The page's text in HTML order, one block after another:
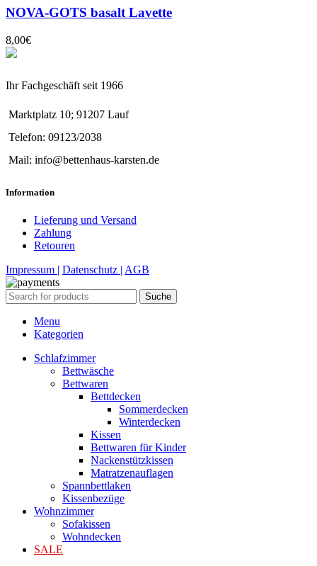
NOVA-GOTS basalt Lavette
8,00€
Ihr Fachgeschäft seit 1966
Marktplatz 10; 91207 Lauf
Telefon: 09123/2038
Mail: info@bettenhaus-karsten.de
Information
Lieferung und Versand
Zahlung
Retouren
Impressum | Datenschutz | AGB
Suche
Menu
Kategorien
Schlafzimmer
Bettwäsche
Bettwaren
Bettdecken
Sommerdecken
Winterdecken
Kissen
Bettwaren für Kinder
Nackenstützkissen
Matratzenauflagen
Spannbettlaken
Kissenbezüge
Wohnzimmer
Sofakissen
Wohndecken
SALE